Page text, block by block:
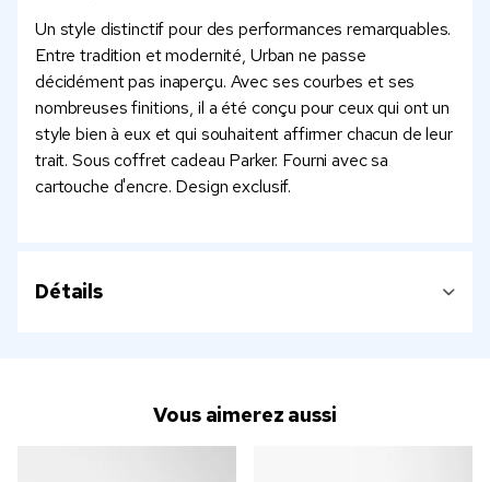
Un style distinctif pour des performances remarquables.
Entre tradition et modernité, Urban ne passe
décidément pas inaperçu. Avec ses courbes et ses
nombreuses finitions, il a été conçu pour ceux qui ont un
style bien à eux et qui souhaitent affirmer chacun de leur
trait. Sous coffret cadeau Parker. Fourni avec sa
cartouche d'encre. Design exclusif.
Détails
Vous aimerez aussi